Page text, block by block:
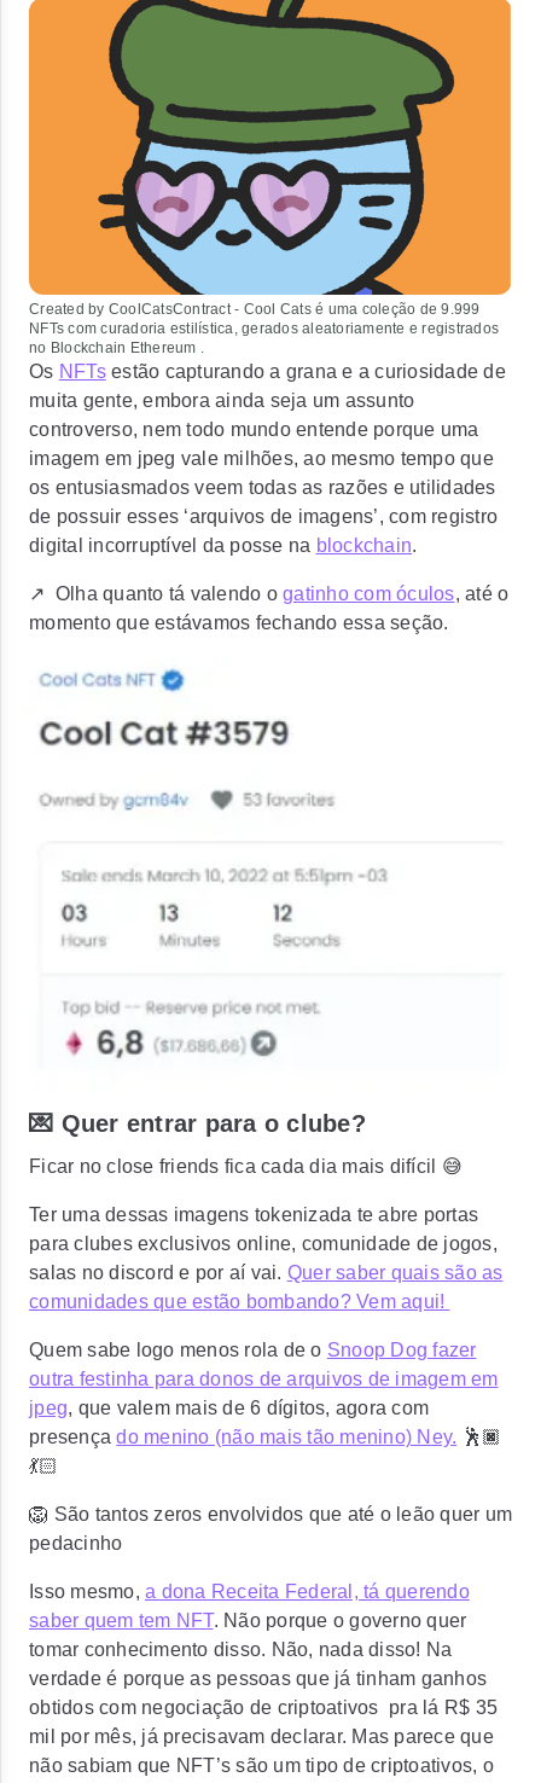
Created by CoolCatsContract - Cool Cats é uma coleção de 9.999
NFTs com curadoria estilística, gerados aleatoriamente e registrados
no Blockchain Ethereum .
Os NFTsestão capturando a grana e a curiosidade de
muita gente, embora ainda seja um assunto
controverso, nem todo mundo entende porque uma
imagem em jpeg vale milhões, ao mesmo tempo que
os entusiasmados veem todas as razões e utilidades
de possuir esses ‘arquivos de imagens’, com registro
digital incorruptível da posse na blockchain.
↗️ Olha quanto tá valendo o gatinho com óculos, até o
momento que estávamos fechando essa seção.
💌 Quer entrar para o clube?
Ficar no close friends fica cada dia mais difícil 😅
Ter uma dessas imagens tokenizada te abre portas
para clubes exclusivos online, comunidade de jogos,
salas no discord e por aí vai. Quer saber quais são as
comunidades que estão bombando? Vem aqui!
Quem sabe logo menos rola de o Snoop Dog fazer
outra festinha para donos de arquivos de imagem em
jpeg, que valem mais de 6 dígitos, agora com
presençado menino (não mais tão menino) Ney. 🕺🏿
💃🏻
🦁 São tantos zeros envolvidos que até o leão quer um
pedacinho
Isso mesmo, a dona Receita Federal, tá querendo
saber quem tem NFT. Não porque o governo quer
tomar conhecimento disso. Não, nada disso! Na
verdade é porque as pessoas que já tinham ganhos
obtidos com negociação de criptoativos pra lá R$ 35
mil por mês, já precisavam declarar. Mas parece que
não sabiam que NFT’s são um tipo de criptoativos, o